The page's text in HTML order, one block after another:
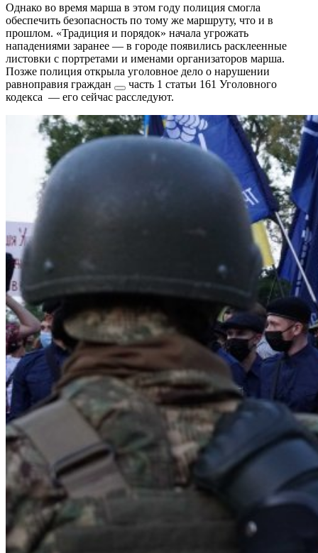
Однако во время марша в этом году полиция смогла
обеспечить безопасность по тому же маршруту, что и в
прошлом. «Традиция и порядок» начала угрожать
нападениями заранее — в городе появились расклеенные
листовки с портретами и именами организаторов марша.
Позже полиция открыла уголовное дело о нарушении
равноправия граждан
часть 1 статьи 161 Уголовного
кодекса — его сейчас расследуют.